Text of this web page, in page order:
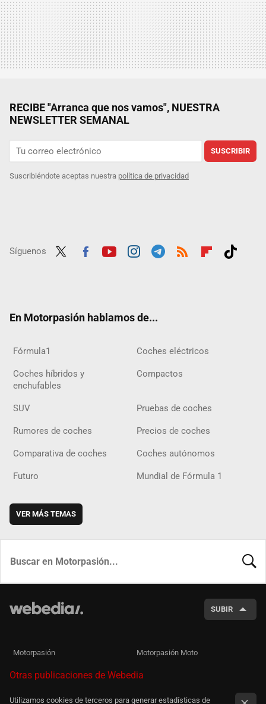
RECIBE "Arranca que nos vamos", NUESTRA
NEWSLETTER SEMANAL
SUSCRIBIR
Suscribiéndote aceptas nuestra política de privacidad
Síguenos
En Motorpasión hablamos de...
Fórmula1 Coches eléctricos
Coches híbridos y
enchufables
Compactos
SUV Pruebas de coches
Rumores de coches Precios de coches
Comparativa de coches Coches autónomos
Futuro Mundial de Fórmula 1
VER MÁS TEMAS
SUBIR
Motorpasión Motorpasión Moto
Otras publicaciones de Webedia
Utilizamos cookies de terceros para generar estadísticas de